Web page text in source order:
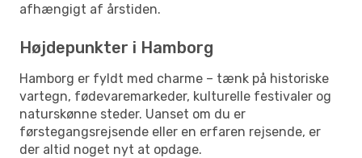
afhængigt af årstiden.
Højdepunkter i Hamborg
Hamborg er fyldt med charme – tænk på historiske
vartegn, fødevaremarkeder, kulturelle festivaler og
naturskønne steder. Uanset om du er
førstegangsrejsende eller en erfaren rejsende, er
der altid noget nyt at opdage.